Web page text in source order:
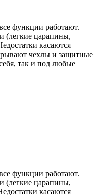
функции работают.
(легкие царапины,
касаются
чехлы и защитные
так и под любые
функции работают.
(легкие царапины,
касаются